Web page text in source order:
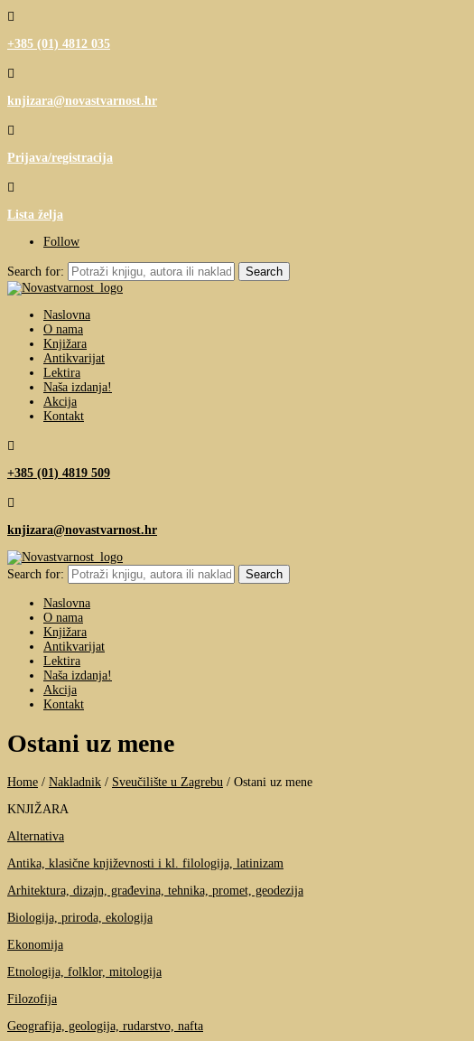

+385 (01) 4812 035

knjizara@novastvarnost.hr

Prijava/registracija

Lista želja
Follow
Search for:
Naslovna
O nama
Knjižara
Antikvarijat
Lektira
Naša izdanja!
Akcija
Kontakt

+385 (01) 4819 509

knjizara@novastvarnost.hr
Search for:
Naslovna
O nama
Knjižara
Antikvarijat
Lektira
Naša izdanja!
Akcija
Kontakt
Ostani uz mene
Home / Nakladnik / Sveučilište u Zagrebu / Ostani uz mene
KNJIŽARA
Alternativa
Antika, klasične književnosti i kl. filologija, latinizam
Arhitektura, dizajn, građevina, tehnika, promet, geodezija
Biologija, priroda, ekologija
Ekonomija
Etnologija, folklor, mitologija
Filozofija
Geografija, geologija, rudarstvo, nafta